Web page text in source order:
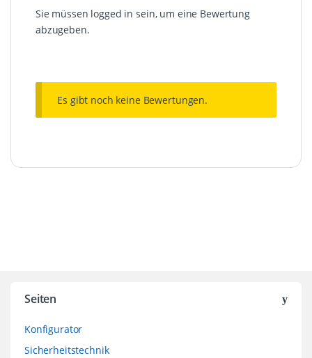
Sie müssen logged in sein, um eine Bewertung
abzugeben.
Es gibt noch keine Bewertungen.
Seiten
Konfigurator
Sicherheitstechnik